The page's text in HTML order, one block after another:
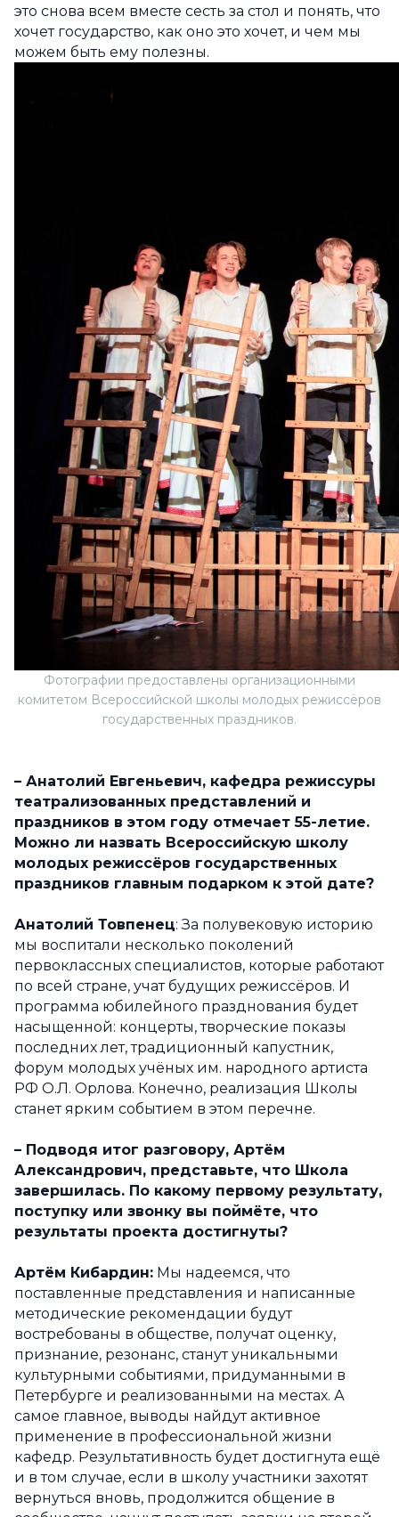
это снова всем вместе сесть за стол и понять, что
хочет государство, как оно это хочет, и чем мы
можем быть ему полезны.
Фотографии предоставлены организационными
комитетом Всероссийской школы молодых режиссёров
государственных праздников.
– Анатолий Евгеньевич, кафедра режиссуры
театрализованных представлений и
праздников в этом году отмечает 55-летие.
Можно ли назвать Всероссийскую школу
молодых режиссёров государственных
праздников главным подарком к этой дате?
Анатолий Товпенец: За полувековую историю
мы воспитали несколько поколений
первоклассных специалистов, которые работают
по всей стране, учат будущих режиссёров. И
программа юбилейного празднования будет
насыщенной: концерты, творческие показы
последних лет, традиционный капустник,
форум молодых учёных им. народного артиста
РФ О.Л. Орлова. Конечно, реализация Школы
станет ярким событием в этом перечне.
– Подводя итог разговору, Артём
Александрович, представьте, что Школа
завершилась. По какому первому результату,
поступку или звонку вы поймёте, что
результаты проекта достигнуты?
Артём Кибардин: Мы надеемся, что
поставленные представления и написанные
методические рекомендации будут
востребованы в обществе, получат оценку,
признание, резонанс, станут уникальными
культурными событиями, придуманными в
Петербурге и реализованными на местах. А
самое главное, выводы найдут активное
применение в профессиональной жизни
кафедр. Результативность будет достигнута ещё
и в том случае, если в школу участники захотят
вернуться вновь, продолжится общение в